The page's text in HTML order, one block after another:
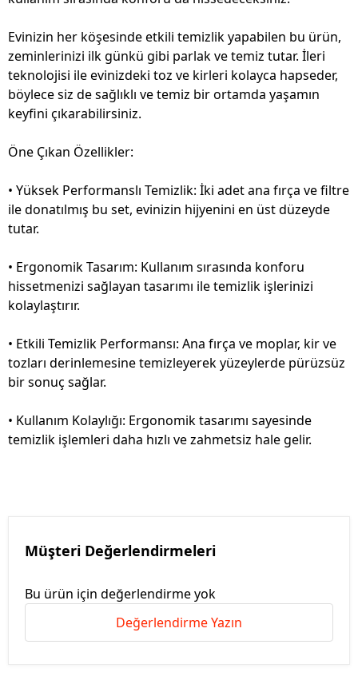
Evinizin her köşesinde etkili temizlik yapabilen bu ürün,
zeminlerinizi ilk günkü gibi parlak ve temiz tutar. İleri
teknolojisi ile evinizdeki toz ve kirleri kolayca hapseder,
böylece siz de sağlıklı ve temiz bir ortamda yaşamın
keyfini çıkarabilirsiniz.
Öne Çıkan Özellikler:
• Yüksek Performanslı Temizlik: İki adet ana fırça ve filtre
ile donatılmış bu set, evinizin hijyenini en üst düzeyde
tutar.
• Ergonomik Tasarım: Kullanım sırasında konforu
hissetmenizi sağlayan tasarımı ile temizlik işlerinizi
kolaylaştırır.
• Etkili Temizlik Performansı: Ana fırça ve moplar, kir ve
tozları derinlemesine temizleyerek yüzeylerde pürüzsüz
bir sonuç sağlar.
• Kullanım Kolaylığı: Ergonomik tasarımı sayesinde
temizlik işlemleri daha hızlı ve zahmetsiz hale gelir.
Müşteri Değerlendirmeleri
Bu ürün için değerlendirme yok
Değerlendirme Yazın